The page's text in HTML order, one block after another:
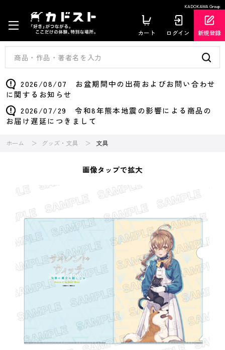
KADOKAWA Group
カート ログイン 新規登録
2026/08/07 お盆期間中の出荷およびお問い合わせ
に関するお知らせ
2026/07/29 令和8年熊本地震の影響による商品の
お届け遅延につきまして
ホーム グッズ・文具 文具
画像タップで拡大